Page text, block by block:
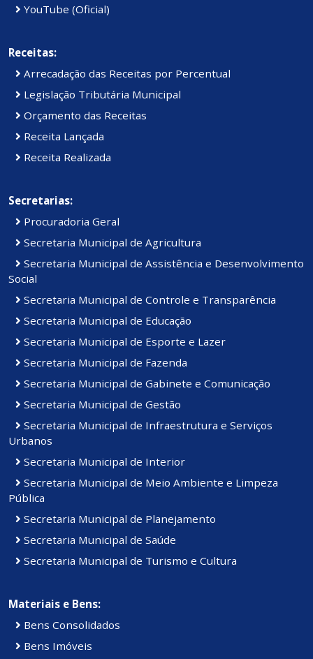
YouTube (Oficial)
Receitas:
Arrecadação das Receitas por Percentual
Legislação Tributária Municipal
Orçamento das Receitas
Receita Lançada
Receita Realizada
Secretarias:
Procuradoria Geral
Secretaria Municipal de Agricultura
Secretaria Municipal de Assistência e Desenvolvimento
Social
Secretaria Municipal de Controle e Transparência
Secretaria Municipal de Educação
Secretaria Municipal de Esporte e Lazer
Secretaria Municipal de Fazenda
Secretaria Municipal de Gabinete e Comunicação
Secretaria Municipal de Gestão
Secretaria Municipal de Infraestrutura e Serviços
Urbanos
Secretaria Municipal de Interior
Secretaria Municipal de Meio Ambiente e Limpeza
Pública
Secretaria Municipal de Planejamento
Secretaria Municipal de Saúde
Secretaria Municipal de Turismo e Cultura
Materiais e Bens:
Bens Consolidados
Bens Imóveis